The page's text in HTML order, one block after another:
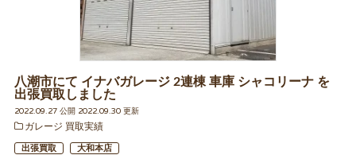
八潮市にて イナバガレージ 2連棟 車庫 シャコリーナ を
出張買取しました
2022.09.27 公開 2022.09.30 更新
ガレージ 買取実績
出張買取 大和本店